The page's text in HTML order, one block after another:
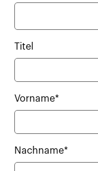
Titel
Vorname*
Nachname*